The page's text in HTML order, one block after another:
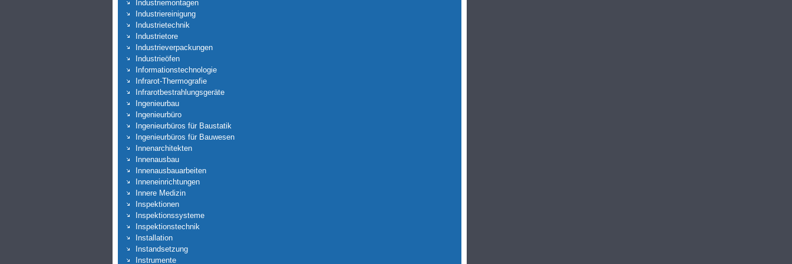
Industriemontagen
Industriereinigung
Industrietechnik
Industrietore
Industrieverpackungen
Industrieöfen
Informationstechnologie
Infrarot-Thermografie
Infrarotbestrahlungsgeräte
Ingenieurbau
Ingenieurbüro
Ingenieurbüros für Baustatik
Ingenieurbüros für Bauwesen
Innenarchitekten
Innenausbau
Innenausbauarbeiten
Inneneinrichtungen
Innere Medizin
Inspektionen
Inspektionssysteme
Inspektionstechnik
Installation
Instandsetzung
Instrumente